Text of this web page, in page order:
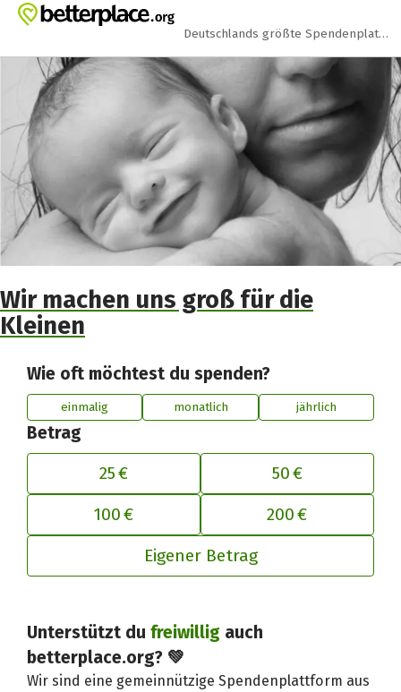
Zum Hauptinhalt springen
Erklärung zur Barrierefreiheit anzeigen
Deutschlands größte Spendenplattform
Wir machen uns groß für die
Kleinen
Wie oft möchtest du spenden?
einmalig monatlich jährlich
Betrag
25 €
50 €
100 € 200 €
Eigener Betrag
Unterstützt dufreiwillig auch
betterplace.org? 💚
Wir sind eine gemeinnützige Spendenplattform aus
Deinen Beitrag an betterplace